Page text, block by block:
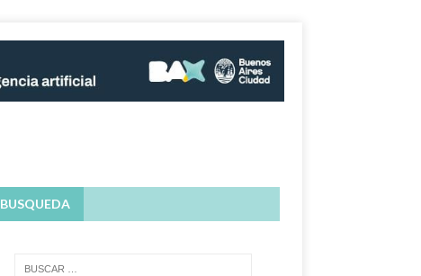
BUSQUEDA